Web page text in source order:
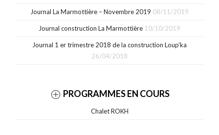
Journal La Marmottière – Novembre 2019 08/11/2019
Journal construction La Marmottière 10/10/2019
Journal 1 er trimestre 2018 de la construction Loup’ka
26/04/2018
PROGRAMMES EN COURS
Chalet ROKH